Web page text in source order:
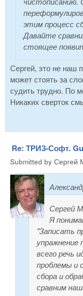
этим процесс
Давайте
стоящее
Сергей, это не наш
может стоять за
судить трудно. По
Никаких сверток
Re: ТРИЗ-Софт.
Submitted by Сергей
Сергей
Я
"Записать
упражнение
всего речь
проблемы и
сбора и
сравним